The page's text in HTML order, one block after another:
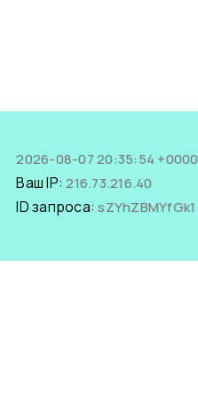
2026-08-07 20:35:54 +0000
Ваш IP:216.73.216.40
ID запроса:sZYhZBMYfGk1